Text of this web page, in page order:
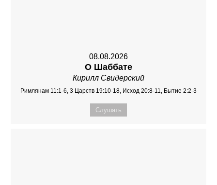
08.08.2026
О Шаббате
Кирилл Свидерский
Римлянам 11:1-6, 3 Царств 19:10-18, Исход 20:8-11, Бытие 2:2-3
Слушать